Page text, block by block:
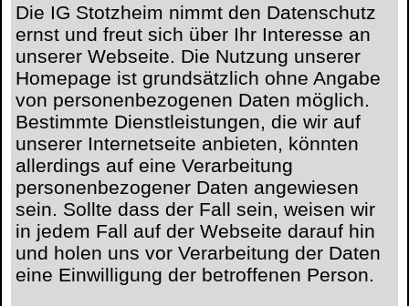
Die IG Stotzheim nimmt den Datenschutz
ernst und freut sich über Ihr Interesse an
unserer Webseite. Die Nutzung unserer
Homepage ist grundsätzlich ohne Angabe
von personenbezogenen Daten möglich.
Bestimmte Dienstleistungen, die wir auf
unserer Internetseite anbieten, könnten
allerdings auf eine Verarbeitung
personenbezogener Daten angewiesen
sein. Sollte dass der Fall sein, weisen wir
in jedem Fall auf der Webseite darauf hin
und holen uns vor Verarbeitung der Daten
eine Einwilligung der betroffenen Person.